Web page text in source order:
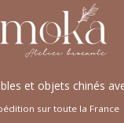
et objets chinés
sur toute la France